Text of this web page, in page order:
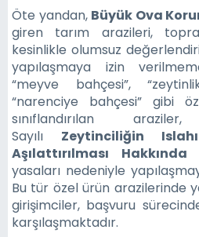
Öte yandan, Büyük Ova
giren tarım arazileri,
kesinlikle olumsuz
yapılaşmaya izin
“meyve bahçesi”,
“narenciye bahçesi” gibi
sınıflandırılan
Sayılı Zeytinciliğin
Aşılattırılması Hakkında
yasaları nedeniyle
Bu tür özel ürün arazilerinde
girişimciler, başvuru
karşılaşmaktadır.